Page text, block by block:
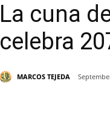
La cuna
celebra
MARCOS TEJEDA